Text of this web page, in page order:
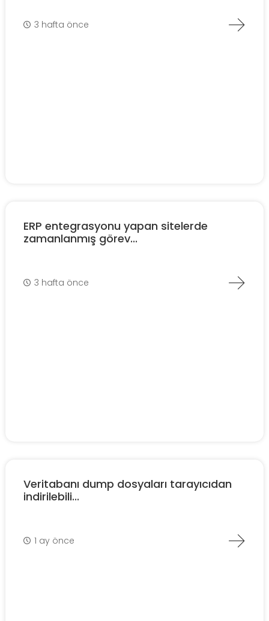
3 hafta önce
ERP entegrasyonu yapan sitelerde
zamanlanmış görev...
3 hafta önce
Veritabanı dump dosyaları tarayıcıdan
indirilebili...
1 ay önce